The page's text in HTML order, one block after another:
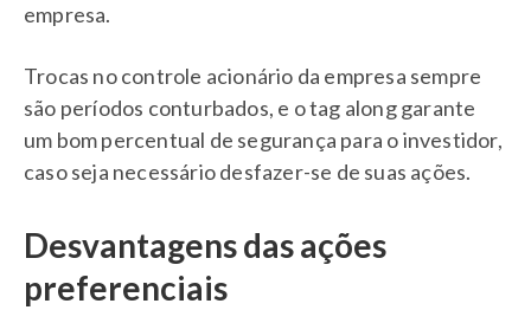
empresa.
Trocas no controle acionário da empresa sempre
são períodos conturbados, e o tag along garante
um bom percentual de segurança para o investidor,
caso seja necessário desfazer-se de suas ações.
Desvantagens das ações
preferenciais